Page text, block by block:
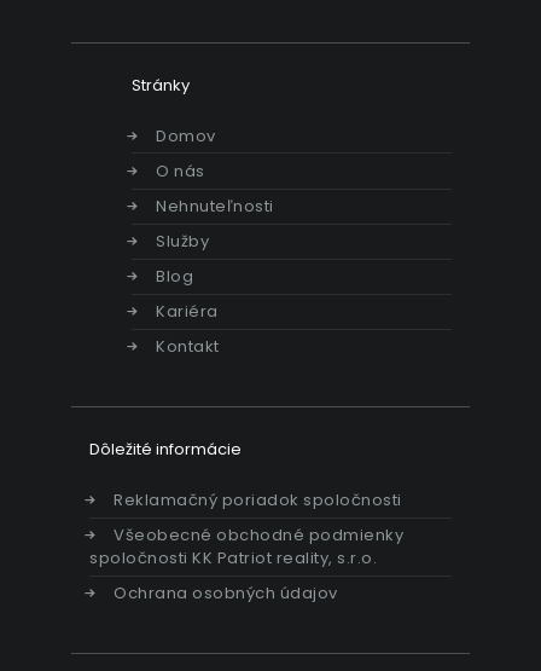
Stránky
Domov
O nás
Nehnuteľnosti
Služby
Blog
Kariéra
Kontakt
Dôležité informácie
Reklamačný poriadok spoločnosti
Všeobecné obchodné podmienky
spoločnosti KK Patriot reality, s.r.o.
Ochrana osobných údajov